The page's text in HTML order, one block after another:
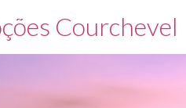
Courchevel